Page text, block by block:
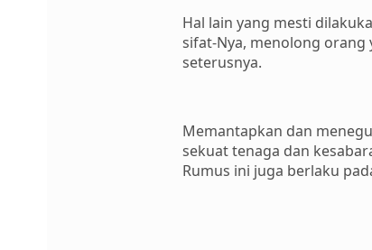
Hal lain yang mesti
sifat-Nya, menolong
seterusnya.
Memantapkan dan
sekuat tenaga dan
Rumus ini juga berlaku